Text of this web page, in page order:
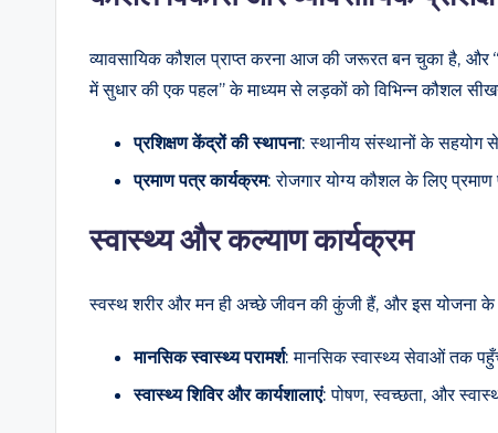
व्यावसायिक कौशल प्राप्त करना आज की जरूरत बन चुका है,
में सुधार की एक पहल” के माध्यम से लड़कों को विभिन्न कौशल
प्रशिक्षणकेंद्रोंकीस्थापना: स्थानीय संस्थानों के सहयोग से
प्रमाणपत्रकार्यक्रम: रोजगार योग्य कौशल के लिए
स्वास्थ्य और कल्याण कार्यक्रम
स्वस्थ शरीर और मन ही अच्छे जीवन की कुंजी हैं, और इस योजना के
मानसिकस्वास्थ्यपरामर्श: मानसिक स्वास्थ्य सेवाओं तक
स्वास्थ्यशिविरऔरकार्यशालाएं: पोषण, स्वच्छता, और